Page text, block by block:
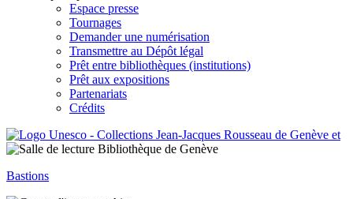
Espace presse
Tournages
Demander une numérisation
Transmettre au Dépôt légal
Prêt entre bibliothèques (institutions)
Prêt aux expositions
Partenariats
Crédits
Bastions